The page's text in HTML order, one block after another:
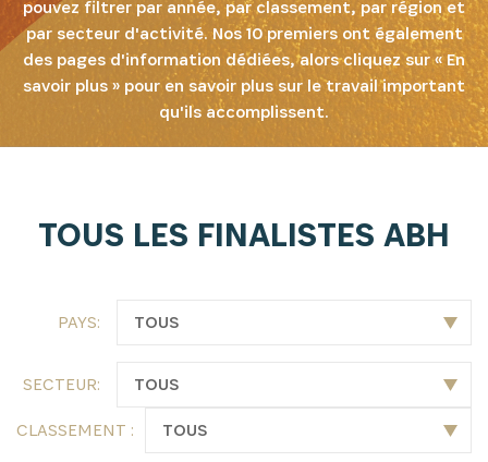
pouvez filtrer par année, par classement, par région et
par secteur d'activité. Nos 10 premiers ont également
des pages d'information dédiées, alors cliquez sur « En
savoir plus » pour en savoir plus sur le travail important
qu'ils accomplissent.
TOUS LES FINALISTES ABH
PAYS:
SECTEUR:
CLASSEMENT :